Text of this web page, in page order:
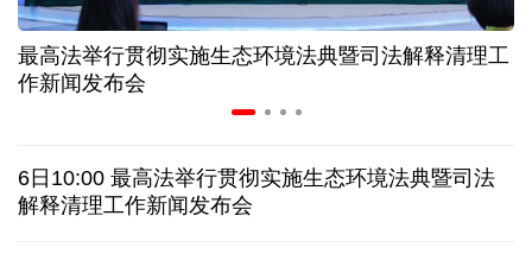
2026暑期档票房破85亿 已连续30天单日票房破亿
探访泰缅“死亡铁路”，见证日本军国主义侵略罪行
最高法举行贯彻实施生态环境法典暨司法解释清理工
作新闻发布会
6日10:00 最高法举行贯彻实施生态环境法典暨司法
解释清理工作新闻发布会